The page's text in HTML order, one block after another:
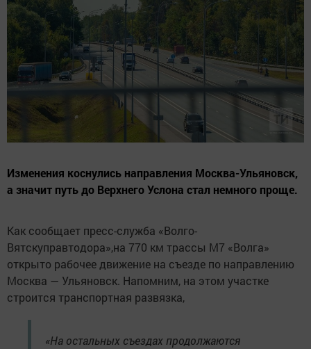
Изменения коснулись направления Москва-Ульяновск,
а значит путь до Верхнего Услона стал немного проще.
Как сообщает пресс-служба «Волго-
Вятскуправтодора»,на 770 км трассы М7 «Волга»
открыто рабочее движение на съезде по направлению
Москва — Ульяновск. Напомним, на этом участке
строится транспортная развязка,
«На остальных съездах продолжаются